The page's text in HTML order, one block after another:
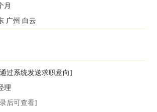
月
广州 白云
过系统发送求职意向]
理
后可查看]